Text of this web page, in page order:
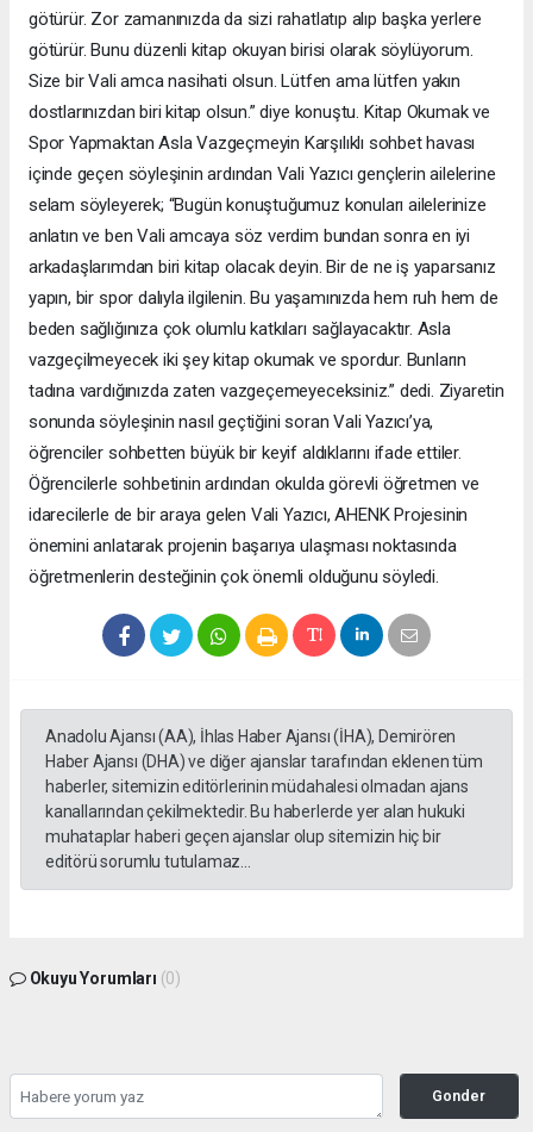
götürür. Zor zamanınızda da sizi rahatlatıp alıp başka yerlere
götürür. Bunu düzenli kitap okuyan birisi olarak söylüyorum.
Size bir Vali amca nasihati olsun. Lütfen ama lütfen yakın
dostlarınızdan biri kitap olsun.” diye konuştu. Kitap Okumak ve
Spor Yapmaktan Asla Vazgeçmeyin Karşılıklı sohbet havası
içinde geçen söyleşinin ardından Vali Yazıcı gençlerin ailelerine
selam söyleyerek; “Bugün konuştuğumuz konuları ailelerinize
anlatın ve ben Vali amcaya söz verdim bundan sonra en iyi
arkadaşlarımdan biri kitap olacak deyin. Bir de ne iş yaparsanız
yapın, bir spor dalıyla ilgilenin. Bu yaşamınızda hem ruh hem de
beden sağlığınıza çok olumlu katkıları sağlayacaktır. Asla
vazgeçilmeyecek iki şey kitap okumak ve spordur. Bunların
tadına vardığınızda zaten vazgeçemeyeceksiniz.” dedi. Ziyaretin
sonunda söyleşinin nasıl geçtiğini soran Vali Yazıcı’ya,
öğrenciler sohbetten büyük bir keyif aldıklarını ifade ettiler.
Öğrencilerle sohbetinin ardından okulda görevli öğretmen ve
idarecilerle de bir araya gelen Vali Yazıcı, AHENK Projesinin
önemini anlatarak projenin başarıya ulaşması noktasında
öğretmenlerin desteğinin çok önemli olduğunu söyledi.
Anadolu Ajansı (AA), İhlas Haber Ajansı (İHA), Demirören
Haber Ajansı (DHA) ve diğer ajanslar tarafından eklenen tüm
haberler, sitemizin editörlerinin müdahalesi olmadan ajans
kanallarından çekilmektedir. Bu haberlerde yer alan hukuki
muhataplar haberi geçen ajanslar olup sitemizin hiç bir
editörü sorumlu tutulamaz...
Okuyu Yorumları (0)
Gonder